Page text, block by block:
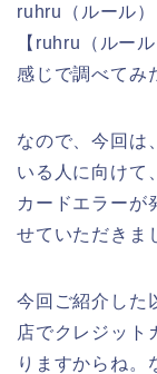
ruhru（ルール
【ruhru（ルー
感じで調べてみ
なので、今回は
いる人に向けて
カードエラーが
せていただきま
今回ご紹介した
店でクレジット
りますからね。